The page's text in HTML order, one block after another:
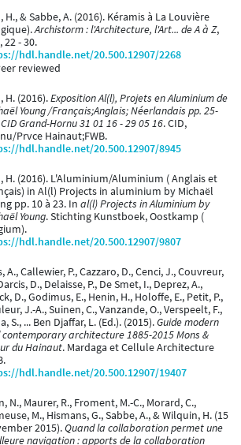
H., & Sabbe, A. (2016). Kéramis à La Louvière
Archistorm : l'Architecture, l'Art... de A à Z,
22 - 30.
hdl.handle.net/20.500.12907/2268
reviewed
H. (2016).Exposition Al(l), Projets en Aluminium de
Young /Français;Anglais; Néerlandais pp. 25-
Grand-Hornu 31 01 16 - 29 05 16. CID,
Prvce Hainaut;FWB.
hdl.handle.net/20.500.12907/8945
H. (2016). L'Aluminium/Aluminium ( Anglais et
in Al(l) Projects in aluminium by Michaël
pp. 10 à 23. In al(l) Projects in Aluminium by
Young. Stichting Kunstboek, Oostkamp (
hdl.handle.net/20.500.12907/9807
A., Callewier, P., Cazzaro, D., Cenci, J., Couvreur,
D., Delaisse, P., De Smet, I., Deprez, A.,
D., Godimus, E., Henin, H., Holoffe, E., Petit, P.,
J.-A., Suinen, C., Vanzande, O., Verspeelt, F.,
S., ... Ben Djaffar, L. (Ed.). (2015).Guide modern
contemporary architecture 1885-2015 Mons &
du Hainaut. Mardaga et Cellule Architecture
hdl.handle.net/20.500.12907/19407
N., Maurer, R., Froment, M.-C., Morard, C.,
M., Hismans, G., Sabbe, A., & Wilquin, H. (15
2015).Quand la collaboration permet une
navigation : apports de la collaboration